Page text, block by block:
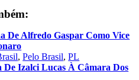
De Alfredo Gaspar Como Vice
,Pelo Brasil,PL
Izalci Lucas À Câmara Dos